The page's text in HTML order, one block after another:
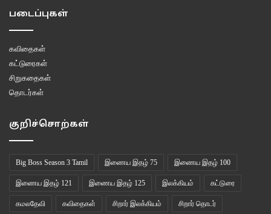
படைப்புகள்
கவிதைகள்
கட்டுரைகள்
சிறுகதைகள்
தொடர்கள்
குறிச்சொற்கள்
Big Boss Season 3 Tamil இணைய இதழ் 75 இணைய இதழ் 100
இணைய இதழ் 121 இணைய இதழ் 125 இலக்கியம் கட்டுரை
கமலதேவி கவிதைகள் சிறார் இலக்கியம் சிறார் தொடர்